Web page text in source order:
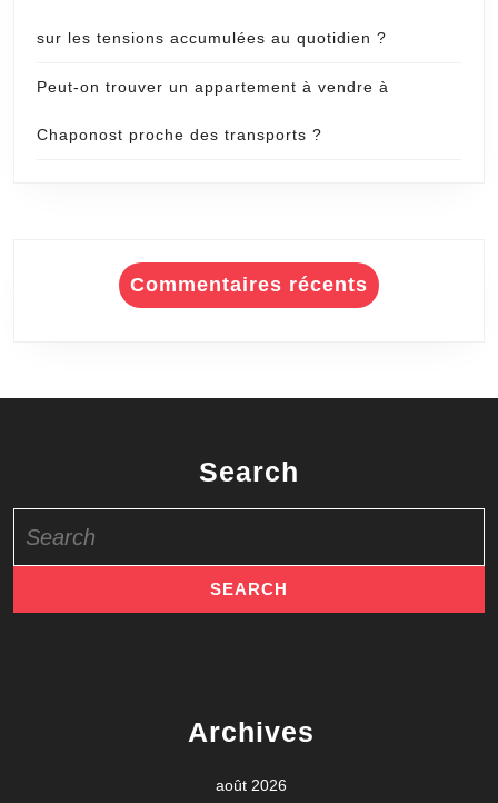
sur les tensions accumulées au quotidien ?
Peut-on trouver un appartement à vendre à
Chaponost proche des transports ?
Commentaires récents
Search
for:
Archives
août 2026